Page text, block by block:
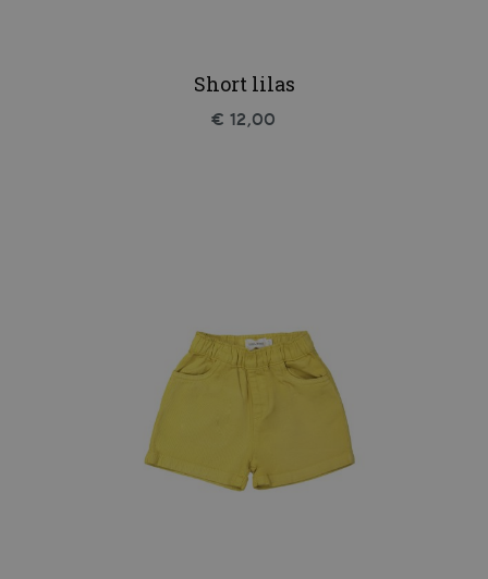
Short lilas
€ 12,00